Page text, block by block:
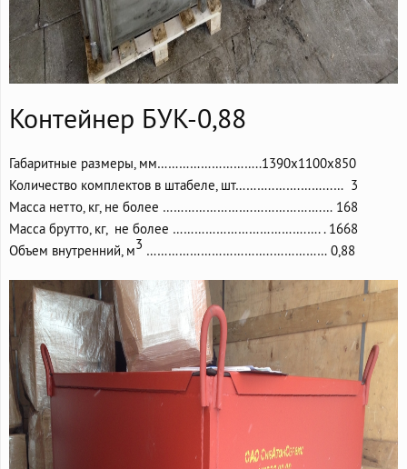
Контейнер БУК-0,88
Габаритные размеры, мм………………………..1390х1100х850
Количество комплектов в штабеле, шт………..…….……...… 3
Масса нетто, кг, не более …………………….……………….… 168
Масса брутто, кг, не более ……………………………….…. . 1668
Объем внутренний, м3 ……………………………..…………… 0,88